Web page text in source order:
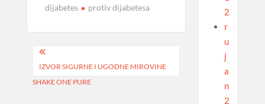
dijabetes protiv dijabetesa
Navigacija
objava
IZVOR SIGURNE I UGODNE MIROVINE
SHAKE ONE PURE
2
r
u
j
a
n
2